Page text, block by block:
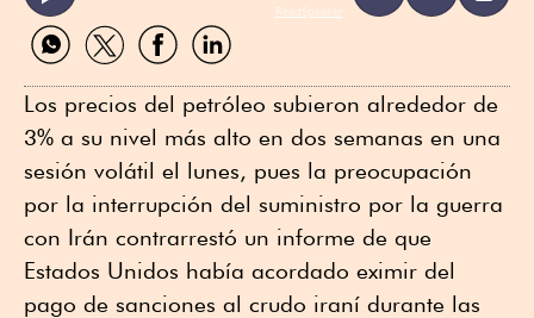
ReadSpeaker
Compartir
por
Compartir
por
Compartir
por
Compartir
por
Los precios del petróleo subieron alrededor de
3% a su nivel más alto en dos semanas en una
sesión volátil el lunes, pues la preocupación
por la interrupción del suministro por la guerra
con Irán contrarrestó un informe de que
Estados Unidos había acordado eximir del
pago de sanciones al crudo iraní durante las